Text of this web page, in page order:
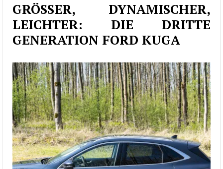
GRÖSSER, DYNAMISCHER,
LEICHTER: DIE DRITTE
GENERATION FORD KUGA